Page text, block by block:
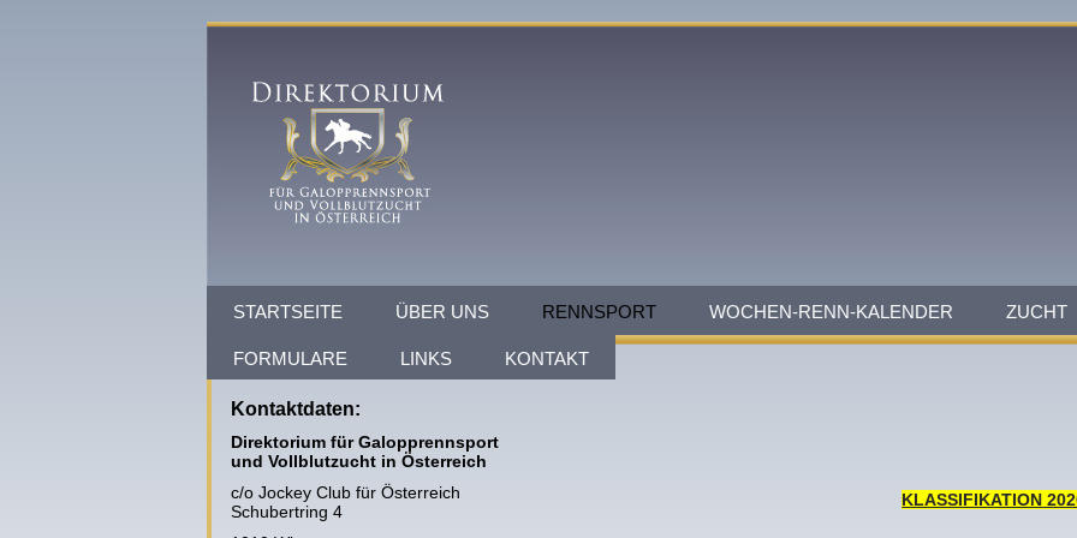
STARTSEITE ÜBER UNS RENNSPORT WOCHEN-RENN-KALENDER ZUCHT
FORMULARE LINKS KONTAKT
Kontaktdaten:
Direktorium für Galopprennsport
und Vollblutzucht in Österreich
c/o Jockey Club für Österreich
Schubertring 4
KLASSIFIKATION